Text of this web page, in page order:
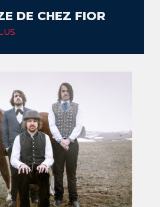
DE CHEZ FIOR